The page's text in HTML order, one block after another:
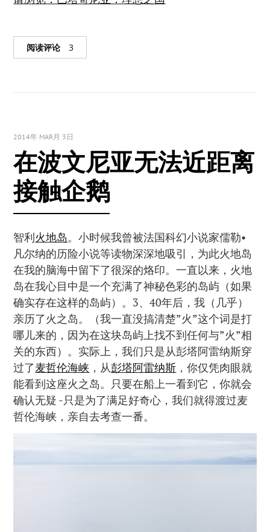
阅读评论 3
2014年 MAR月 3日
在波文尼亚无法近距离
接触企鹅
智利火地岛。小时候我曾被法国科幻小说家儒勒•
凡尔纳的历险小说等读物深深地吸引，为此火地岛
在我的脑海中留下了很深的烙印。一直以来，火地
岛在我心目中是一个充满了神秘色彩的岛屿（如果
确实存在这样的岛屿）。3、40年后，我（几乎）
亲历了火之岛。（我一直没搞清楚”火”这个词是打
哪儿来的，因为在这块岛屿上找不到任何与”火”相
关的东西）。实际上，我们只是从彭塔阿雷纳斯穿
过了麦哲伦海峡 ，从彭塔阿雷纳斯 ，你仅凭肉眼就
能看到这座火之岛。只要在船上一看到它，你就会
确认无疑 -只是为了满足好奇心，我们就得渡过麦
哲伦海峡，亲自去考查一番。